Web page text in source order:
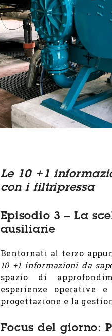
Le 10 +1
con i filtripressa
Episodio 3 – La
ausiliarie
Bentornati al terzo
10 +1 informazioni da
spazio di
esperienze operative
progettazione e la
Focus del giorno: